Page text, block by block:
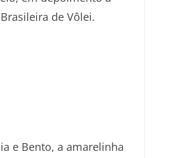
de Vôlei.
e Bento, a amarelinha